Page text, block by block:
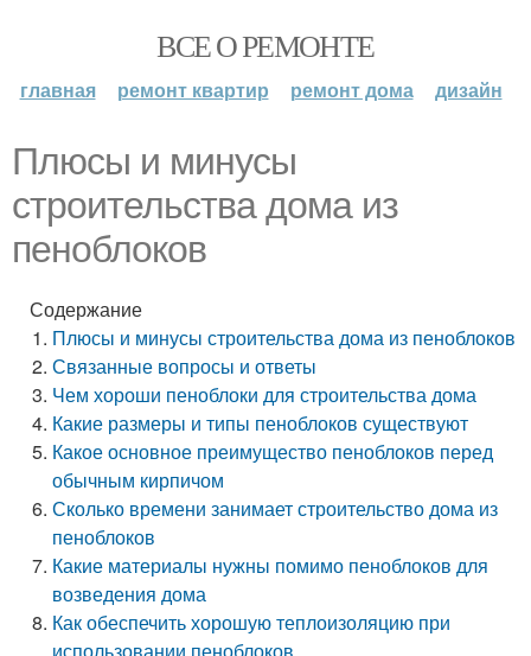
ВСЕ О РЕМОНТЕ
главная ремонт квартир ремонт дома дизайн
Плюсы и минусы
строительства дома из
пеноблоков
Содержание
Плюсы и минусы строительства дома из пеноблоков
Связанные вопросы и ответы
Чем хороши пеноблоки для строительства дома
Какие размеры и типы пеноблоков существуют
Какое основное преимущество пеноблоков перед
обычным кирпичом
Сколько времени занимает строительство дома из
пеноблоков
Какие материалы нужны помимо пеноблоков для
возведения дома
Как обеспечить хорошую теплоизоляцию при